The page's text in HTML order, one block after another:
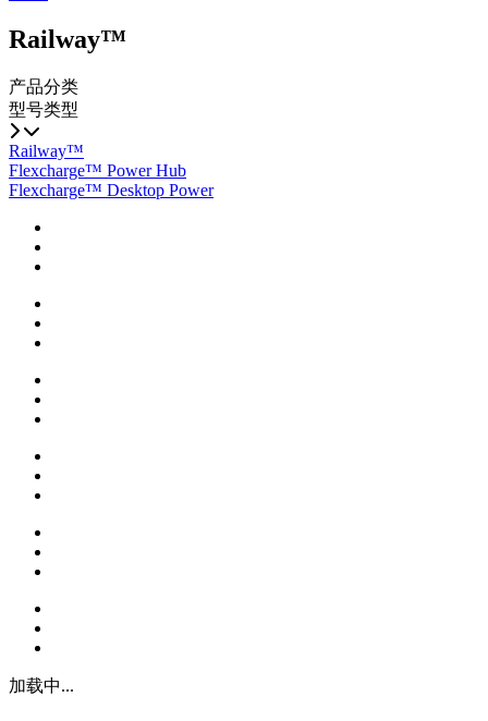
Railway™
产品分类
型号类型
Railway™
Flexcharge™ Power Hub
Flexcharge™ Desktop Power
加载中...